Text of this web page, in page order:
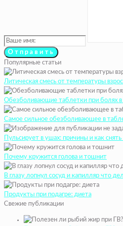
Популярные статьи
Литическая смесь от температуры
Обезболивающие таблетки при болях в
Самое сильное обезболивающее в
Пульсирует в ушах: причины и как
Почему кружится голова и тошнит
В глазу лопнул сосуд и капилляр что
Продукты при подагре: диета
Свежие публикации